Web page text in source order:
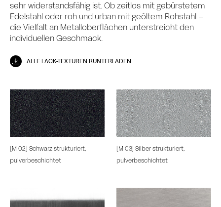
ALLE LACK-TEXTUREN RUNTERLADEN
sehr widerstandsfähig ist. Ob zeitlos mit gebürstetem
Edelstahl oder roh und urban mit geöltem Rohstahl –
die Vielfalt an Metalloberflächen unterstreicht den
individuellen Geschmack.
[M 02] Schwarz strukturiert,
pulverbeschichtet
[M 03] Silber strukturiert,
pulverbeschichtet